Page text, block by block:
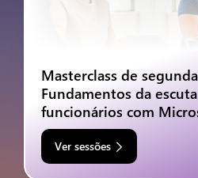
Masterclass de
Fundamentos da
funcionários com
Ver sessões